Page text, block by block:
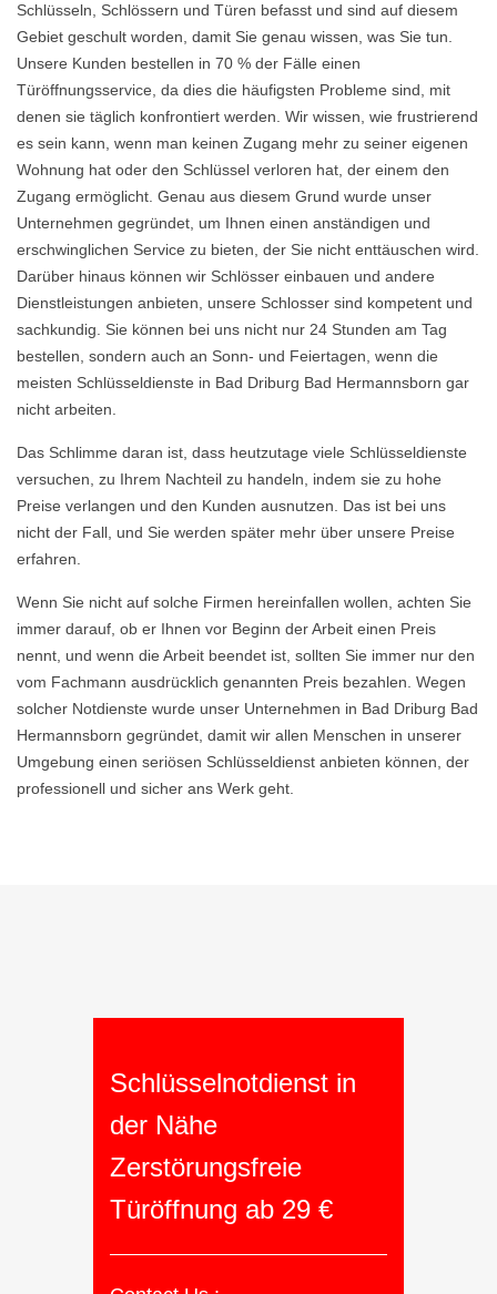
Schlüsseln, Schlössern und Türen befasst und sind auf diesem
Gebiet geschult worden, damit Sie genau wissen, was Sie tun.
Unsere Kunden bestellen in 70 % der Fälle einen
Türöffnungsservice, da dies die häufigsten Probleme sind, mit
denen sie täglich konfrontiert werden. Wir wissen, wie frustrierend
es sein kann, wenn man keinen Zugang mehr zu seiner eigenen
Wohnung hat oder den Schlüssel verloren hat, der einem den
Zugang ermöglicht. Genau aus diesem Grund wurde unser
Unternehmen gegründet, um Ihnen einen anständigen und
erschwinglichen Service zu bieten, der Sie nicht enttäuschen wird.
Darüber hinaus können wir Schlösser einbauen und andere
Dienstleistungen anbieten, unsere Schlosser sind kompetent und
sachkundig. Sie können bei uns nicht nur 24 Stunden am Tag
bestellen, sondern auch an Sonn- und Feiertagen, wenn die
meisten Schlüsseldienste in Bad Driburg Bad Hermannsborn gar
nicht arbeiten.
Das Schlimme daran ist, dass heutzutage viele Schlüsseldienste
versuchen, zu Ihrem Nachteil zu handeln, indem sie zu hohe
Preise verlangen und den Kunden ausnutzen. Das ist bei uns
nicht der Fall, und Sie werden später mehr über unsere Preise
erfahren.
Wenn Sie nicht auf solche Firmen hereinfallen wollen, achten Sie
immer darauf, ob er Ihnen vor Beginn der Arbeit einen Preis
nennt, und wenn die Arbeit beendet ist, sollten Sie immer nur den
vom Fachmann ausdrücklich genannten Preis bezahlen. Wegen
solcher Notdienste wurde unser Unternehmen in Bad Driburg Bad
Hermannsborn gegründet, damit wir allen Menschen in unserer
Umgebung einen seriösen Schlüsseldienst anbieten können, der
professionell und sicher ans Werk geht.
Schlüsselnotdienst in
der Nähe
Zerstörungsfreie
Türöffnung ab 29 €